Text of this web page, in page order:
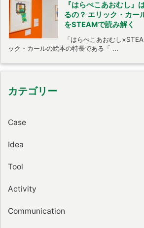
『はらぺこあおむし』
るの？ エリック・カー
をSTEAMで読み解く
「はらぺこあおむし
ック・カールの絵本の特長である「 ...
カテゴリー
Case
Idea
Tool
Activity
Communication